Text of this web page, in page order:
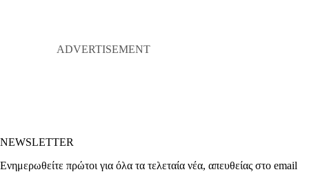
NEWSLETTER
Ενημερωθείτε πρώτοι για όλα τα τελεταία νέα, απευθείας στο email